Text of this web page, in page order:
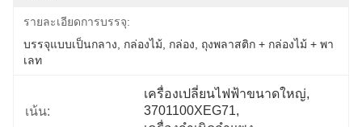
รายละเอียดการบรรจุ:
บรรจุแบบเป็นกลาง, กล่องไม้, กล่อง, ถุงพลาสติก + กล่องไม้ + พา
เลท
เน้น:
เครื่องเปลี่ยนไฟฟ้าขนาดใหญ่,
3701100XEG71,